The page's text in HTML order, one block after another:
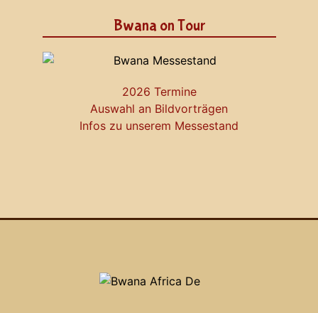
Bwana on Tour
2026 Termine
Auswahl an Bildvorträgen
Infos zu unserem Messestand